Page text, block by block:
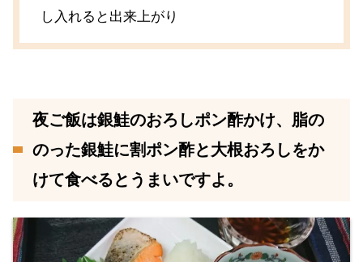
し入れると出来上がり
夜ご飯は銀鮭のおろしポン酢かけ、脂の
のった銀鮭に割ポン酢と大根おろしをか
けて食べるとうまいですよ。